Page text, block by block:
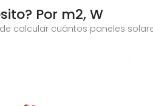
Por m2, W
calcular cuántos paneles